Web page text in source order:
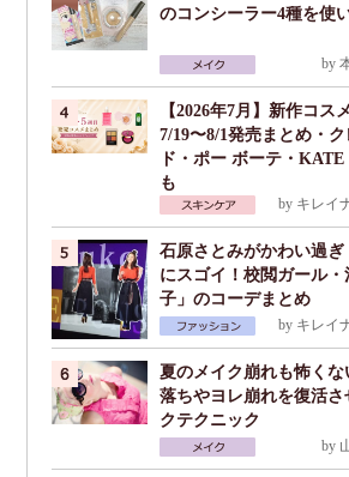
のコンシーラー4種を使
by
【2026年7月】新作コス
7/19〜8/1発売まとめ・ク
ド・ポー ボーテ・
も
by キレイ
石原さとみがかわい過ぎ
にスゴイ！校閲ガール・
子」のコーデまとめ
by キレイ
夏のメイク崩れも怖くな
落ちやヨレ崩れを復活さ
クテクニック
by